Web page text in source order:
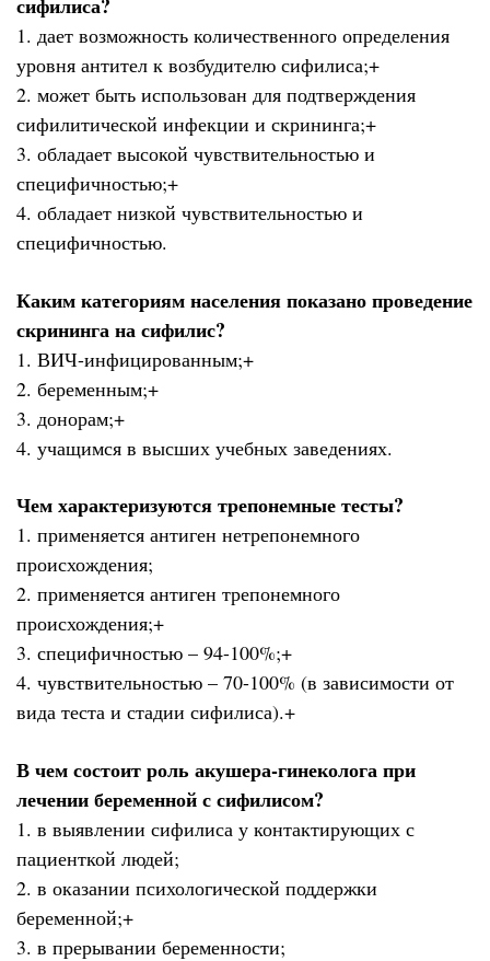
сифилиса?
1. дает возможность количественного определения
уровня антител к возбудителю сифилиса;+
2. может быть использован для подтверждения
сифилитической инфекции и скрининга;+
3. обладает высокой чувствительностью и
специфичностью;+
4. обладает низкой чувствительностью и
специфичностью.
Каким категориям населения показано проведение
скрининга на сифилис?
1. ВИЧ-инфицированным;+
2. беременным;+
3. донорам;+
4. учащимся в высших учебных заведениях.
Чем характеризуются трепонемные тесты?
1. применяется антиген нетрепонемного
происхождения;
2. применяется антиген трепонемного
происхождения;+
3. специфичностью – 94-100%;+
4. чувствительностью – 70-100% (в зависимости от
вида теста и стадии сифилиса).+
В чем состоит роль акушера-гинеколога при
лечении беременной с сифилисом?
1. в выявлении сифилиса у контактирующих с
пациенткой людей;
2. в оказании психологической поддержки
беременной;+
3. в прерывании беременности;